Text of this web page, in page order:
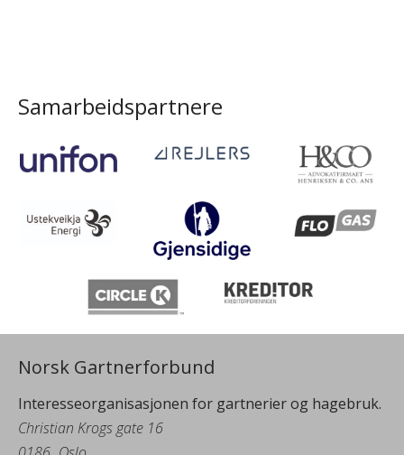
Samarbeidspartnere
Norsk Gartnerforbund
Interesseorganisasjonen for gartnerier og hagebruk.
Christian Krogs gate 16